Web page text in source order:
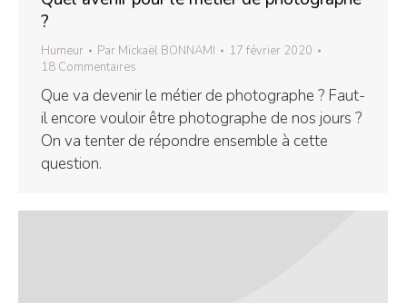
?
Humeur Par Mickaël BONNAMI
17 février 2020
18 Commentaires
Que va devenir le métier de photographe ? Faut-
il encore vouloir être photographe de nos jours ?
On va tenter de répondre ensemble à cette
question.